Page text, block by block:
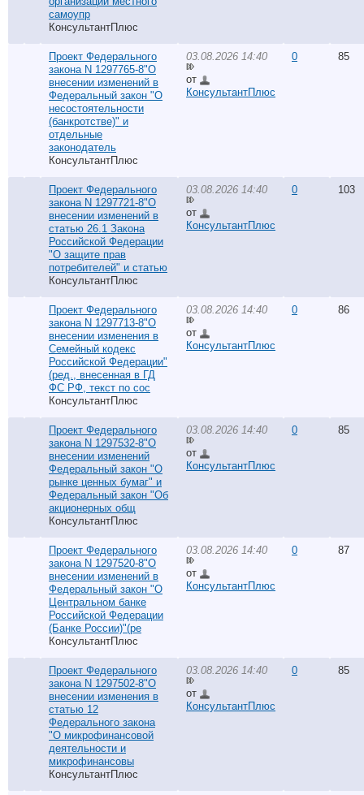
самоупр
КонсультантПлюс
Проект Федерального
закона N 1297765-8"О
внесении изменений в
Федеральный закон "О
несостоятельности
(банкротстве)" и
отдельные
законодатель
КонсультантПлюс
03.08.2026 14:40
от
КонсультантПлюс
0 85
Проект Федерального
закона N 1297721-8"О
внесении изменений в
статью 26.1 Закона
Российской Федерации
"О защите прав
потребителей" и статью
КонсультантПлюс
03.08.2026 14:40
от
КонсультантПлюс
0 103
Проект Федерального
закона N 1297713-8"О
внесении изменения в
Семейный кодекс
Российской Федерации"
(ред., внесенная в ГД
ФС РФ, текст по сос
КонсультантПлюс
03.08.2026 14:40
от
КонсультантПлюс
0 86
Проект Федерального
закона N 1297532-8"О
внесении изменений
Федеральный закон "О
рынке ценных бумаг" и
Федеральный закон "Об
акционерных общ
КонсультантПлюс
03.08.2026 14:40
от
КонсультантПлюс
0 85
Проект Федерального
закона N 1297520-8"О
внесении изменений в
Федеральный закон "О
Центральном банке
Российской Федерации
(Банке России)"(ре
КонсультантПлюс
03.08.2026 14:40
от
КонсультантПлюс
0 87
Проект Федерального
закона N 1297502-8"О
внесении изменения в
статью 12
Федерального закона
"О микрофинансовой
деятельности и
микрофинансовы
КонсультантПлюс
03.08.2026 14:40
от
КонсультантПлюс
0 85